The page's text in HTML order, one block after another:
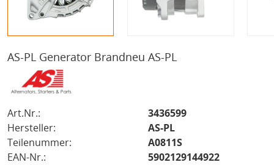
AS-PL Generator Brandneu AS-PL
Art.Nr.:
3436599
Hersteller:
AS-PL
Teilenummer:
A0811S
EAN-Nr.:
5902129144922